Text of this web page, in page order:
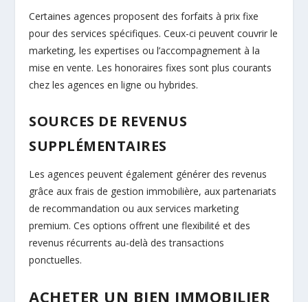
Certaines agences proposent des forfaits à prix fixe
pour des services spécifiques. Ceux-ci peuvent couvrir le
marketing, les expertises ou l’accompagnement à la
mise en vente. Les honoraires fixes sont plus courants
chez les agences en ligne ou hybrides.
SOURCES DE REVENUS
SUPPLÉMENTAIRES
Les agences peuvent également générer des revenus
grâce aux frais de gestion immobilière, aux partenariats
de recommandation ou aux services marketing
premium. Ces options offrent une flexibilité et des
revenus récurrents au-delà des transactions
ponctuelles.
ACHETER UN BIEN IMMOBILIER